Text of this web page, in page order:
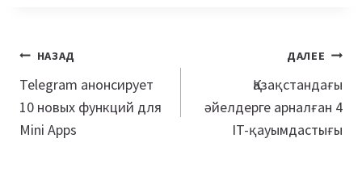
Навигация
по
записям
НАЗАД
Telegram анонсирует
10 новых функций для
Mini Apps
ДАЛЕЕ
Қазақстандағы
әйелдерге арналған 4
IT-қауымдастығы